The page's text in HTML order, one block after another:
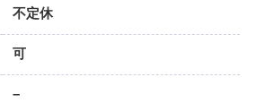
不定休
可
–